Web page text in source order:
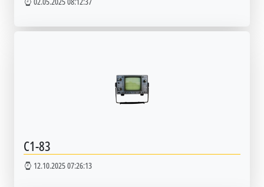
С1-83
12.10.2025 07:26:13